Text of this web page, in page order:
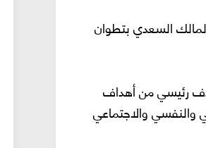
السعدي بتطوان
رئيسي من أهداف
والنفسي والاجتماعي